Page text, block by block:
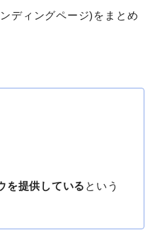
ディングページ)をまとめ
を提供している という